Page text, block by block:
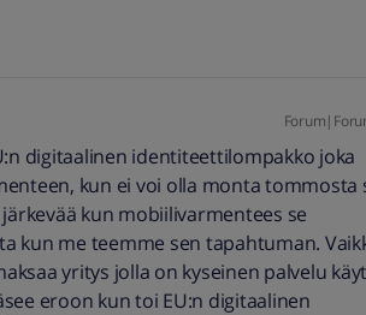
digitaalinen identiteettilompakko joka
kun ei voi olla monta tommosta
kun mobiilivarmentees se
kun me teemme sen tapahtuman.
yritys jolla on kyseinen palvelu
eroon kun toi EU:n digitaalinen